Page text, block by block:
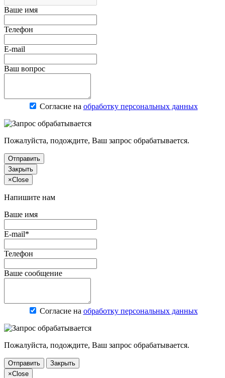
Ваше имя
Телефон
E-mail
Ваш вопрос
Согласие на обработку персональных данных
Пожалуйста, подождите, Ваш запрос обрабатывается.
Отправить
Закрыть
×Close
Напишите нам
Ваше имя
E-mail*
Телефон
Ваше сообщение
Согласие на обработку персональных данных
Пожалуйста, подождите, Ваш запрос обрабатывается.
Отправить
Закрыть
×Close